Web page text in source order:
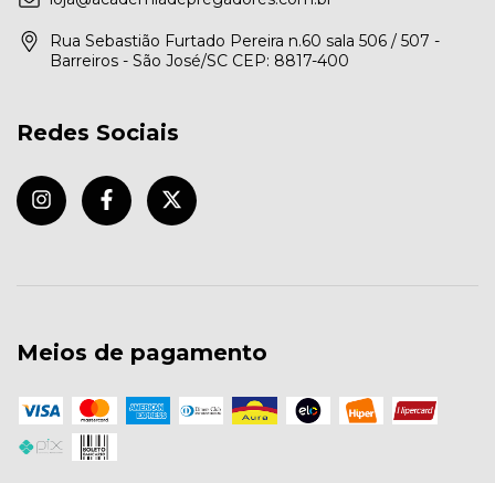
Rua Sebastião Furtado Pereira n.60 sala 506 / 507 -
Barreiros - São José/SC CEP: 8817-400
Redes Sociais
Meios de pagamento